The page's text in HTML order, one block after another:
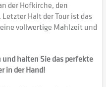
der Hofkirche, den
Halt der Tour ist das
vollwertige Mahlzeit und
halten Sie das perfekte
in der Hand!